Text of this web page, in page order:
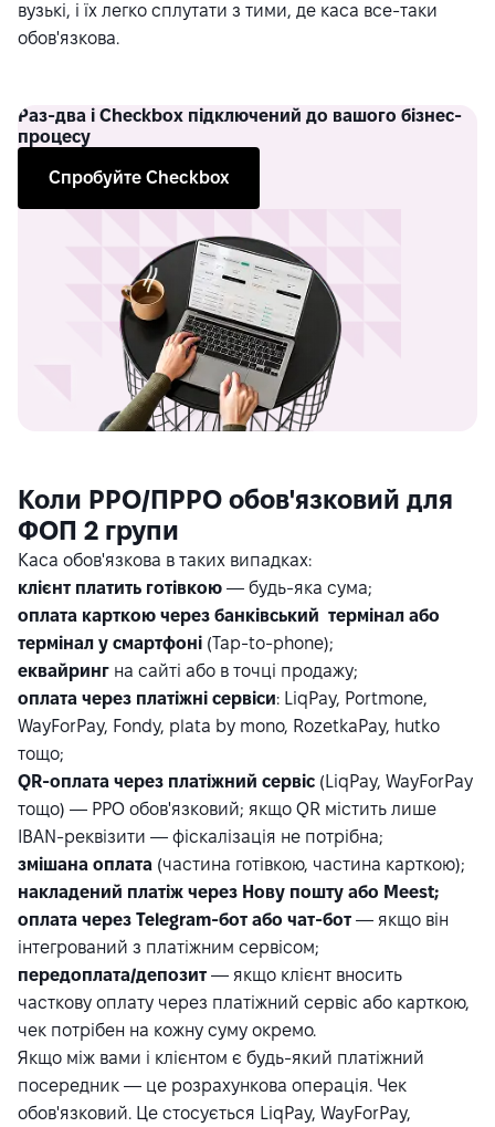
вузькі, і їх легко сплутати з тими, де каса все-таки
обов'язкова.
Раз-два і Checkbox підключений до вашого бізнес-
процесу
Спробуйте Checkbox
Коли РРО/ПРРО обов'язковий для
ФОП 2 групи
Каса обов'язкова в таких випадках:
клієнт платить готівкою — будь-яка сума;
оплата карткою через банківський термінал або
термінал у смартфоні (Tap-to-phone);
еквайринг на сайті або в точці продажу;
оплата через платіжні сервіси: LiqPay, Portmone,
WayForPay, Fondy, plata by mono, RozetkaPay, hutko
тощо;
QR-оплата через платіжний сервіс (LiqPay, WayForPay
тощо) — РРО обов'язковий; якщо QR містить лише
IBAN-реквізити — фіскалізація не потрібна;
змішана оплата (частина готівкою, частина карткою);
накладений платіж через Нову пошту або Meest;
оплата через Telegram-бот або чат-бот — якщо він
інтегрований з платіжним сервісом;
передоплата/депозит — якщо клієнт вносить
часткову оплату через платіжний сервіс або карткою,
чек потрібен на кожну суму окремо.
Якщо між вами і клієнтом є будь-який платіжний
посередник — це розрахункова операція. Чек
обов'язковий. Це стосується LiqPay, WayForPay,